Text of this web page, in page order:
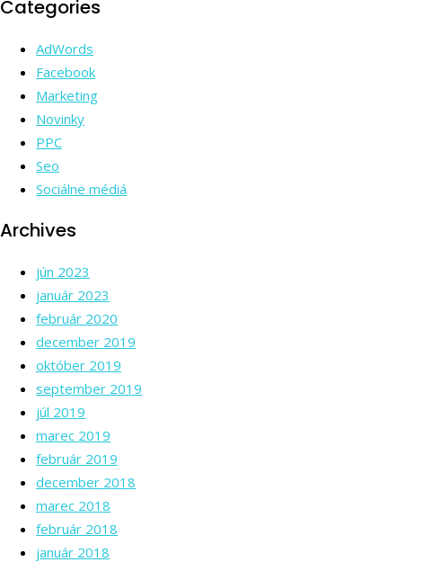
Categories
AdWords
Facebook
Marketing
Novinky
PPC
Seo
Sociálne médiá
Archives
jún 2023
január 2023
február 2020
december 2019
október 2019
september 2019
júl 2019
marec 2019
február 2019
december 2018
marec 2018
február 2018
január 2018